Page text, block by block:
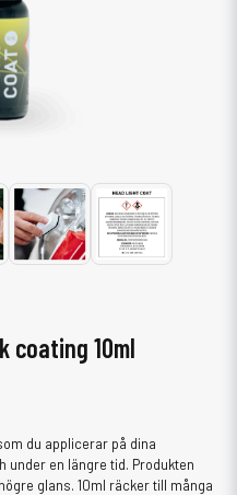
coating 10ml
du applicerar på dina
en längre tid. Produkten
glans. 10ml räcker till många